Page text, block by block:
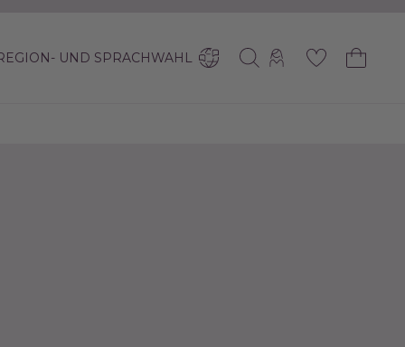
UND SPRACHWAHL